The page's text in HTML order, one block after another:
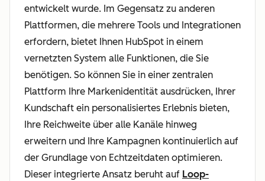
entwickelt wurde. Im Gegensatz zu anderen
Plattformen, die mehrere Tools und Integrationen
erfordern, bietet Ihnen HubSpot in einem
vernetzten System alle Funktionen, die Sie
benötigen. So können Sie in einer zentralen
Plattform Ihre Markenidentität ausdrücken, Ihrer
Kundschaft ein personalisiertes Erlebnis bieten,
Ihre Reichweite über alle Kanäle hinweg
erweitern und Ihre Kampagnen kontinuierlich auf
der Grundlage von Echtzeitdaten optimieren.
Dieser integrierte Ansatz beruht auf Loop-